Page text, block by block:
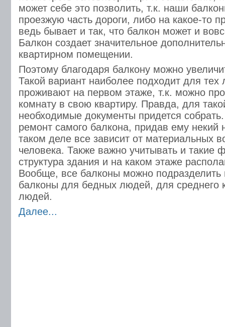
может себе это позволить, т.к. наши
проезжую часть дороги, либо на какое-то
ведь бывает и так, что балкон может и
Балкон создает значительное
квартирном помещении.
Поэтому благодаря балкону можно
Такой вариант наиболее подходит для
проживают на первом этаже, т.к. можно
комнату в свою квартиру. Правда, для
необходимые документы придется
ремонт самого балкона, придав ему некий
таком деле все зависит от материальных
человека. Также важно учитывать и такие
структура здания и на каком этаже
Вообще, все балконы можно подразделить
балконы для бедных людей, для среднего
людей.
Далее...